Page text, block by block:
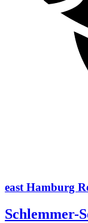
east Hamburg
Schlemmer-